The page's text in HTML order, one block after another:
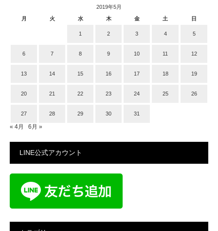
2019年5月
月
火 水 木 金 土 日
1 2 3 4 5
6 7 8 9 10 11 12
13 14 15 16 17 18 19
20 21 22 23 24 25 26
27 28 29 30 31
« 4月 6月 »
LINE公式アカウント